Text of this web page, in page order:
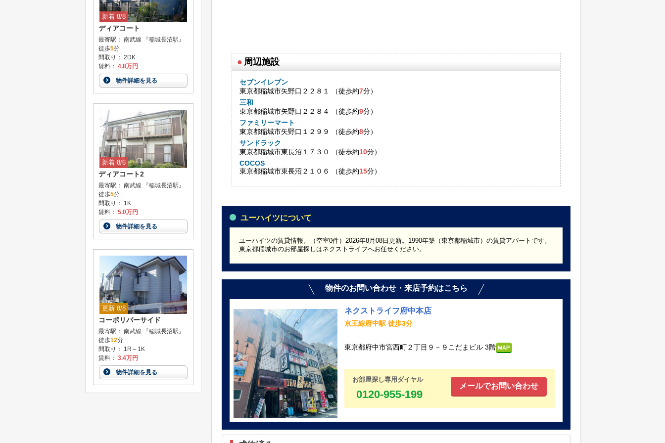
● 周辺施設
セブンイレブン
東京都稲城市矢野口２２８１ （徒歩約7分）
三和
東京都稲城市矢野口２２８４ （徒歩約9分）
ファミリーマート
東京都稲城市矢野口１２９９ （徒歩約8分）
サンドラック
東京都稲城市東長沼１７３０ （徒歩約10分）
COCOS
東京都稲城市東長沼２１０６ （徒歩約15分）
ユーハイツについて
ユーハイツの賃貸情報。（空室0件）2026年8月08日更新。1990年築（東京都稲城市）の賃貸アパートです。
東京都稲城市のお部屋探しはネクストライフへお任せください。
物件のお問い合わせ・来店予約はこちら
ネクストライフ府中本店
京王線府中駅 徒歩3分
東京都府中市宮西町２丁目９－９こだまビル 3階 MAP
お部屋探し専用ダイヤル
0120-955-199
メールでお問い合わせ
新着 8/8
ディアコート
最寄駅： 南武線 『稲城長沼駅』
徒歩5分
間取り： 2DK
賃料： 4.8万円
物件詳細を見る
新着 8/6
ディアコート2
最寄駅： 南武線 『稲城長沼駅』
徒歩5分
間取り： 1K
賃料： 5.0万円
物件詳細を見る
更新 8/8
コーポリバーサイド
最寄駅： 南武線 『稲城長沼駅』
徒歩12分
間取り： 1R～1K
賃料： 3.4万円
物件詳細を見る